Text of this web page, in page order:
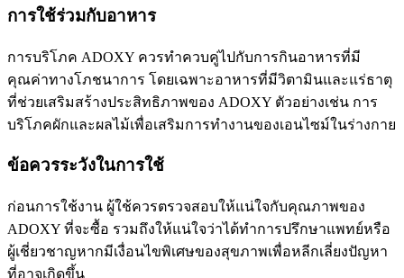
การใช้ร่วมกับอาหาร
การบริโภค ADOXY ควรทำควบคู่ไปกับการกินอาหารที่มี
คุณค่าทางโภชนาการ โดยเฉพาะอาหารที่มีวิตามินและแร่ธาตุ
ที่ช่วยเสริมสร้างประสิทธิภาพของ ADOXY ตัวอย่างเช่น การ
บริโภคผักและผลไม้เพื่อเสริมการทำงานของเอนไซม์ในร่างกาย
ข้อควรระวังในการใช้
ก่อนการใช้งาน ผู้ใช้ควรตรวจสอบให้แน่ใจกับคุณภาพของ
ADOXY ที่จะซื้อ รวมถึงให้แน่ใจว่าได้ทำการปรึกษาแพทย์หรือ
ผู้เชี่ยวชาญหากมีเงื่อนไขพิเศษของสุขภาพเพื่อหลีกเลี่ยงปัญหา
ที่อาจเกิดขึ้น